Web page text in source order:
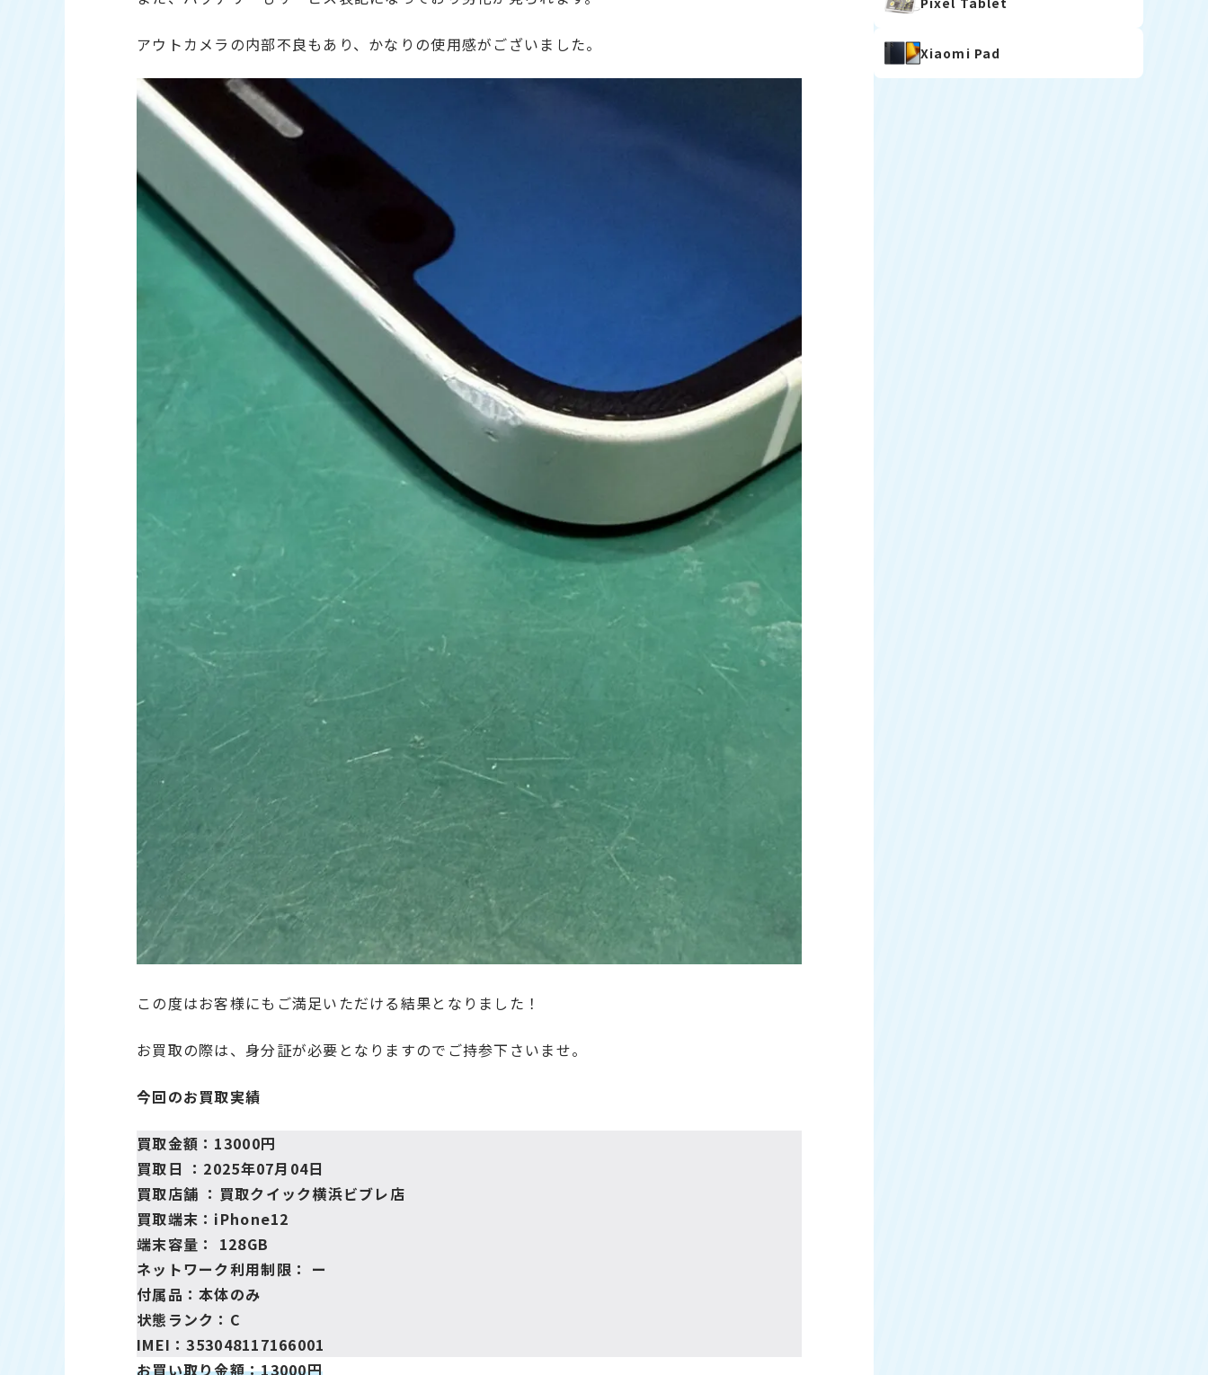
アウトカメラの内部不良もあり、かなりの使用感がございました。
この度はお客様にもご満足いただける結果となりました！
お買取の際は、身分証が必要となりますのでご持参下さいませ。
今回のお買取実績
買取金額：13000円
買取日 ：2025年07月04日
買取店舗 ： 買取クイック横浜ビブレ店
買取端末：iPhone12
端末容量： 128GB
ネットワーク利用制限： ー
付属品：本体のみ
状態ランク：C
IMEI：353048117166001
お買い取り金額：13000円
Xiaomi Pad